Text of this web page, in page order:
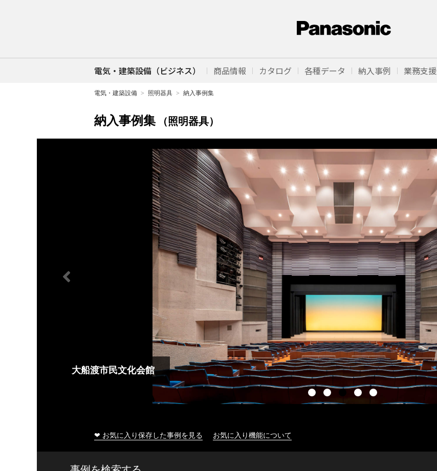
電気・建築設備（ビジネス） 商品情報 カタログ 各種データ 納入事例 業務支援
電気・建築設備 照明器具 納入事例集
納入事例集 （照明器具）
大船渡市民文化会館
❤ お気に入り保存した事例を見る お気に入り機能について